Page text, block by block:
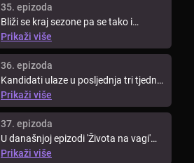
35. epizoda
Bliži se kraj sezone pa se tako i
događanja u showu zahuktavaju. ...
Prikaži više
36. epizoda
Kandidati ulaze u posljednja tri tjedna
i moraju dati sve od sebe ...
Prikaži više
37. epizoda
U današnjoj epizodi 'Života na vagi'
na redu je još jedan veliki ...
Prikaži više